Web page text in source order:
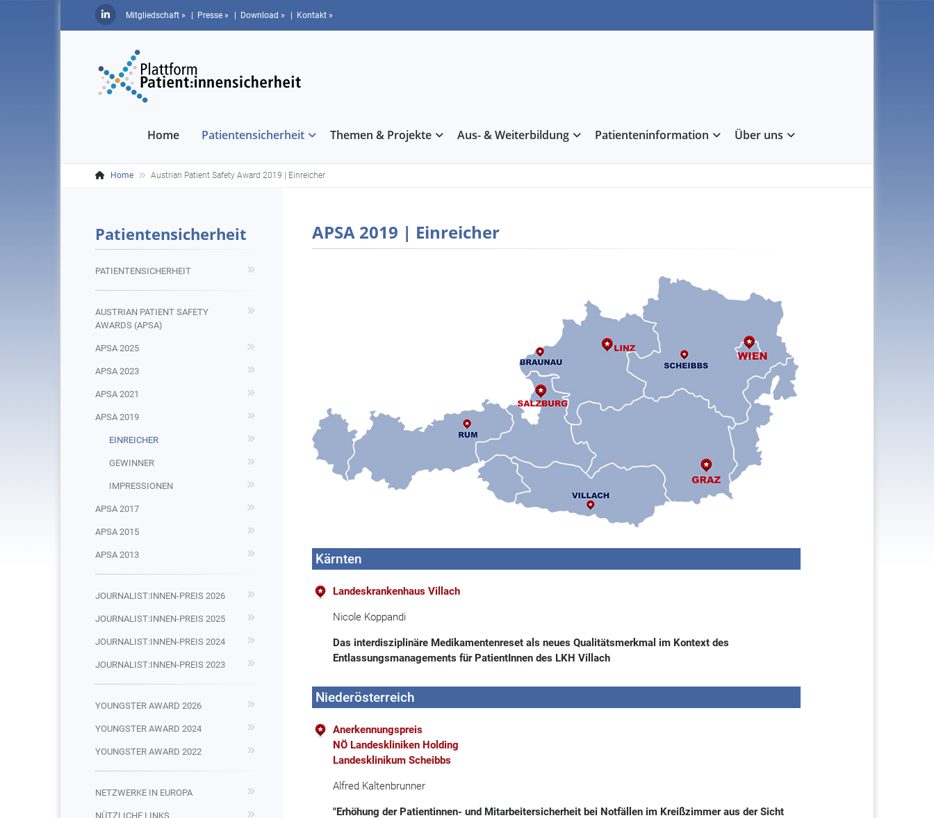
Mitgliedschaft » | Presse » | Download » | Kontakt »
Home Patientensicherheit Themen & Projekte Aus- & Weiterbildung Patienteninformation Über uns
Home Austrian Patient Safety Award 2019 | Einreicher
APSA 2019 | Einreicher
Kärnten
Landeskrankenhaus Villach
Nicole Koppandi
Das interdisziplinäre Medikamentenreset als neues Qualitätsmerkmal im Kontext des
Entlassungsmanagements für PatientInnen des LKH Villach
Niederösterreich
Anerkennungspreis
NÖ Landeskliniken Holding
Landesklinikum Scheibbs
Alfred Kaltenbrunner
"Erhöhung der Patientinnen- und Mitarbeitersicherheit bei Notfällen im Kreißzimmer aus der Sicht
Patientensicherheit
PATIENTENSICHERHEIT
AUSTRIAN PATIENT SAFETY
AWARDS (APSA)
APSA 2025
APSA 2023
APSA 2021
APSA 2019
EINREICHER
GEWINNER
IMPRESSIONEN
APSA 2017
APSA 2015
APSA 2013
JOURNALIST:INNEN-PREIS 2026
JOURNALIST:INNEN-PREIS 2025
JOURNALIST:INNEN-PREIS 2024
JOURNALIST:INNEN-PREIS 2023
YOUNGSTER AWARD 2026
YOUNGSTER AWARD 2024
YOUNGSTER AWARD 2022
NETZWERKE IN EUROPA
NÜTZLICHE LINKS